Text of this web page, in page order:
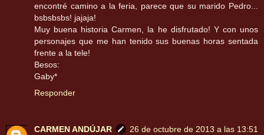
encontré camino a la feria, parece que su marido Pedro...
bsbsbsbs! jajaja!
Muy buena historia Carmen, la he disfrutado! Y con unos
personajes que me han tenido sus buenas horas sentada
frente a la tele!
Besos:
Gaby*
Responder
CARMEN ANDÚJAR
26 de octubre de 2013 a las 13:51